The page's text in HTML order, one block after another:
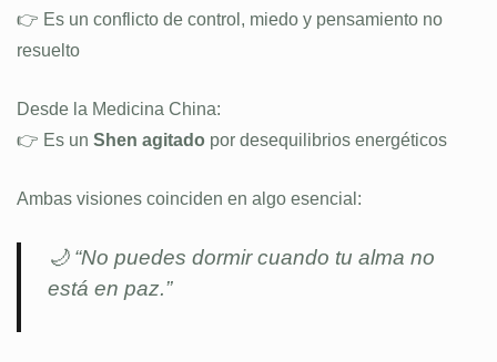
👉 Es un conflicto de control, miedo y pensamiento no
resuelto
Desde la Medicina China:
👉 Es un Shen agitado por desequilibrios energéticos
Ambas visiones coinciden en algo esencial:
🌙 “No puedes dormir cuando tu alma no
está en paz.”